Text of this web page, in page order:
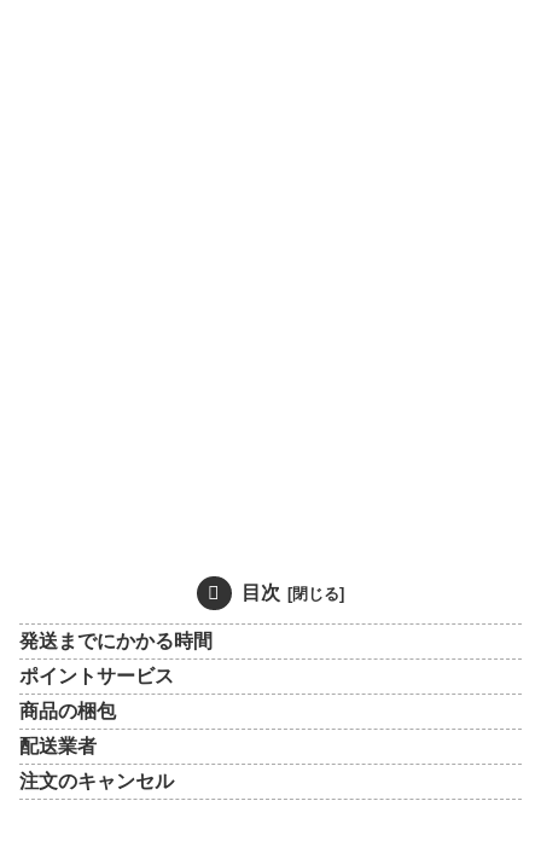
目次
発送までにかかる時間
ポイントサービス
商品の梱包
配送業者
注文のキャンセル